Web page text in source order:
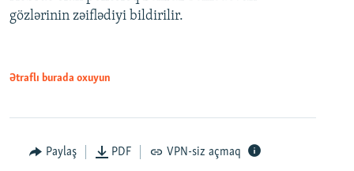
gözlərinin zəiflədiyi bildirilir.
Ətraflı burada oxuyun
Paylaş PDF VPN-siz açmaq